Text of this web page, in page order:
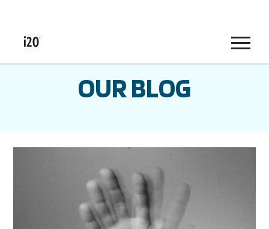
Menu
OUR BLOG